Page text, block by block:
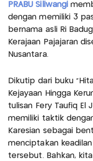
PRABU Siliwangi
dengan memiliki 3
bernama asli Ri
Kerajaan Pajajaran
Nusantara.
Dikutip dari buku
Kejayaan Hingga
tulisan Fery Taufiq El
memiliki taktik
Karesian sebagai
menciptakan
tersebut. Bahkan,